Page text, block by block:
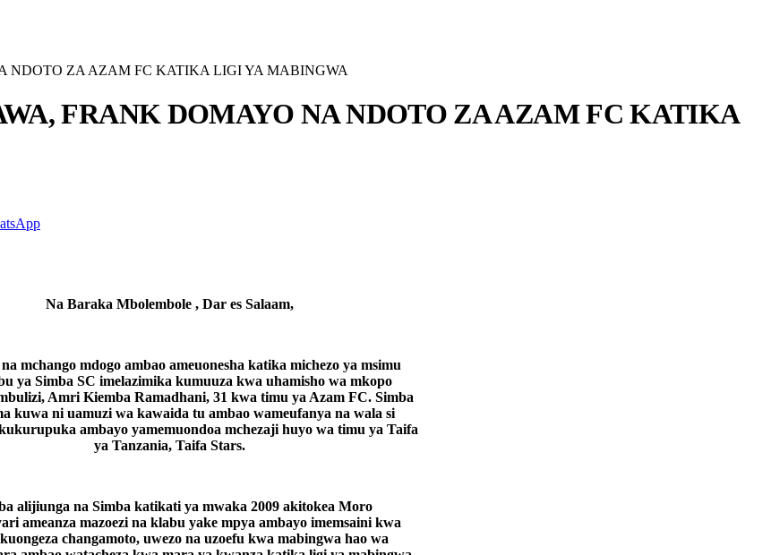
ZA AZAM FC KATIKA LIGI YA MABINGWA
FRANK DOMAYO NA NDOTO ZA AZAM FC KATIKA
Na Baraka Mbolembole , Dar es Salaam,
mchango mdogo ambao ameuonesha katika michezo ya msimu
ya Simba SC imelazimika kumuuza kwa uhamisho wa mkopo
Amri Kiemba Ramadhani, 31 kwa timu ya Azam FC. Simba
kuwa ni uamuzi wa kawaida tu ambao wameufanya na wala si
ambayo yamemuondoa mchezaji huyo wa timu ya Taifa
ya Tanzania, Taifa Stars.
alijiunga na Simba katikati ya mwaka 2009 akitokea Moro
ameanza mazoezi na klabu yake mpya ambayo imemsaini kwa
changamoto, uwezo na uzoefu kwa mabingwa hao wa